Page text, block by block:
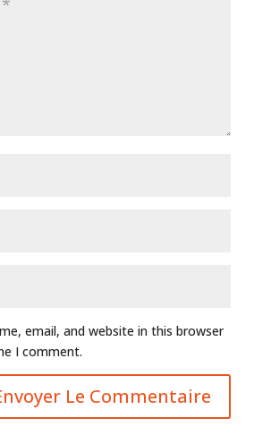
email, and website in this browser
I comment.